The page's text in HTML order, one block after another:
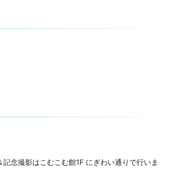
念撮影はこむこむ館1F にぎわい通りで行いま